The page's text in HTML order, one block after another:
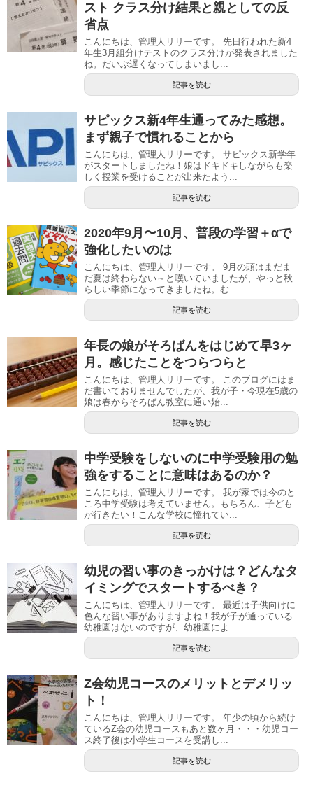
スト クラス分け結果と親としての反
省点
こんにちは、管理人リリーです。 先日行われた新4
年生3月組分けテストのクラス分けが発表されました
ね。だいぶ遅くなってしまいまし...
記事を読む
サピックス新4年生通ってみた感想。
まず親子で慣れることから
こんにちは、管理人リリーです。 サピックス新学年
がスタートしましたね！娘はドキドキしながらも楽
しく授業を受けることが出来たよう...
記事を読む
2020年9月〜10月、普段の学習＋αで
強化したいのは
こんにちは、管理人リリーです。 9月の頭はまだま
だ夏は終わらない～と嘆いていましたが、やっと秋
らしい季節になってきましたね。む...
記事を読む
年長の娘がそろばんをはじめて早3ヶ
月。感じたことをつらつらと
こんにちは、管理人リリーです。 このブログにはま
だ書いておりませんでしたが、我が子・今現在5歳の
娘は春からそろばん教室に通い始...
記事を読む
中学受験をしないのに中学受験用の勉
強をすることに意味はあるのか？
こんにちは、管理人リリーです。 我が家では今のと
ころ中学受験は考えていません。もちろん、子ども
が行きたい！こんな学校に憧れてい...
記事を読む
幼児の習い事のきっかけは？どんなタ
イミングでスタートするべき？
こんにちは、管理人リリーです。 最近は子供向けに
色んな習い事がありますよね！我が子が通っている
幼稚園はないのですが、幼稚園によ...
記事を読む
Z会幼児コースのメリットとデメリッ
ト！
こんにちは、管理人リリーです。 年少の頃から続け
ているZ会の幼児コースもあと数ヶ月・・・幼児コー
ス終了後は小学生コースを受講し...
記事を読む